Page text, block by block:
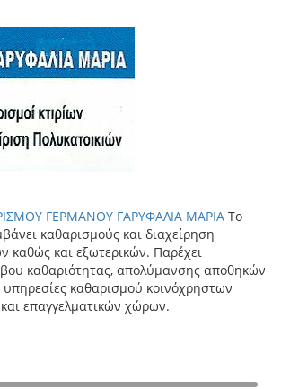
ΓΕΡΜΑΝΟΥ ΓΑΡΥΦΑΛΙΑ ΜΑΡΙΑ Το
καθαρισμούς και διαχείρηση
καθώς και εξωτερικών. Παρέχει
καθαριότητας, απολύμανσης αποθηκών
καθαρισμού κοινόχρηστων
επαγγελματικών χώρων.